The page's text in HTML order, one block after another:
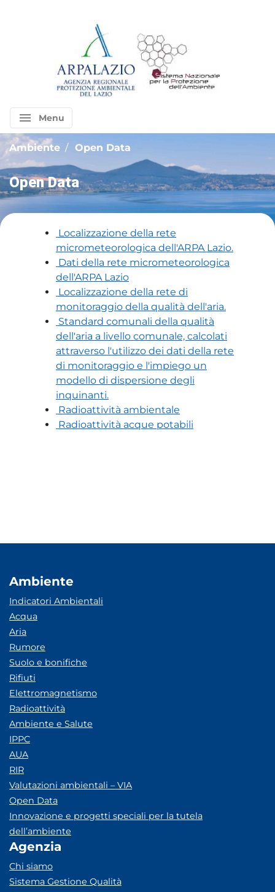
menu Menu
Ambiente Open Data
Open Data
Localizzazione della rete
micrometeorologica dell'ARPA Lazio.
Dati della rete micrometeorologica
dell'ARPA Lazio
Localizzazione della rete di
monitoraggio della qualità dell'aria.
Standard comunali della qualità
dell'aria a livello comunale, calcolati
attraverso l'utilizzo dei dati della rete
di monitoraggio e l'impiego un
modello di dispersione degli
inquinanti.
Radioattività ambientale
Radioattività acque potabili
Ambiente
Indicatori Ambientali
Acqua
Aria
Rumore
Suolo e bonifiche
Rifiuti
Elettromagnetismo
Radioattività
Ambiente e Salute
IPPC
AUA
RIR
Valutazioni ambientali – VIA
Open Data
Innovazione e progetti speciali per la tutela
dell’ambiente
Agenzia
Chi siamo
Sistema Gestione Qualità